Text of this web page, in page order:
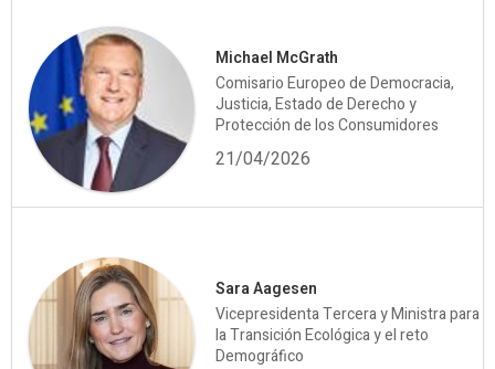
Michael McGrath
Comisario Europeo de Democracia,
Justicia, Estado de Derecho y
Protección de los Consumidores
21/04/2026
Sara Aagesen
Vicepresidenta Tercera y Ministra para
la Transición Ecológica y el reto
Demográfico